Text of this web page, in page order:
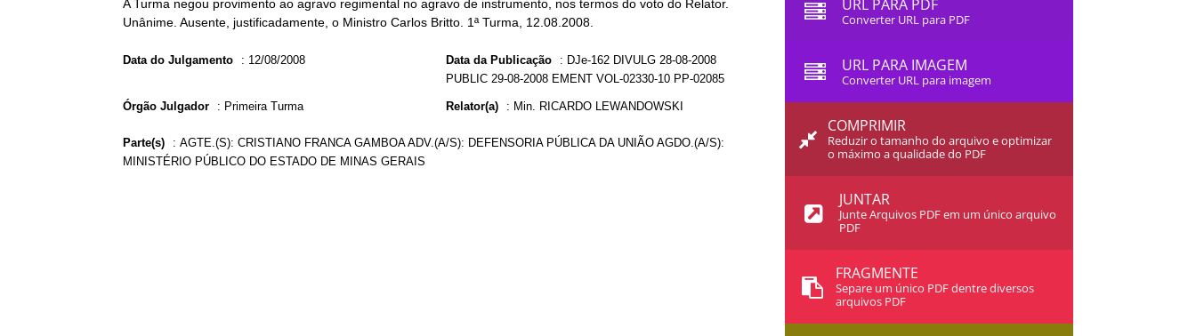
A Turma negou provimento ao agravo regimental no agravo de instrumento, nos termos do voto do Relator.
Unânime. Ausente, justificadamente, o Ministro Carlos Britto. 1ª Turma, 12.08.2008.
Data do Julgamento : 12/08/2008 Data da Publicação : DJe-162 DIVULG 28-08-2008
PUBLIC 29-08-2008 EMENT VOL-02330-10 PP-02085
Órgão Julgador : Primeira Turma Relator(a) : Min. RICARDO LEWANDOWSKI
Parte(s) : AGTE.(S): CRISTIANO FRANCA GAMBOA ADV.(A/S): DEFENSORIA PÚBLICA DA UNIÃO AGDO.(A/S):
MINISTÉRIO PÚBLICO DO ESTADO DE MINAS GERAIS
URL PARA PDF
Converter URL para PDF
URL PARA IMAGEM
Converter URL para imagem
COMPRIMIR
Reduzir o tamanho do arquivo e optimizar
o máximo a qualidade do PDF
JUNTAR
Junte Arquivos PDF em um único arquivo
PDF
FRAGMENTE
Separe um único PDF dentre diversos
arquivos PDF